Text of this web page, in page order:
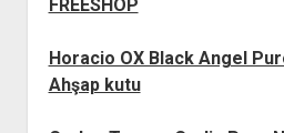
FREESHOP
Horacio OX Black Angel
Ahşap kutu